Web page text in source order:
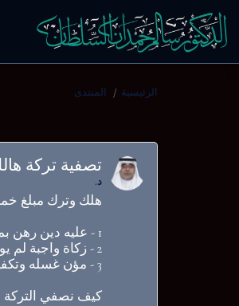
الرئيسية المنتدى
تصفية تركة
د.
هلك وترك مبلغ
1 - عليه دين رهن بمبلغ أربعون ألفا .
2 - زكاة واجبة لم يوص بدفعها بمبلغ عشرة آلاف .
3 - مؤن غسله وتكفينه ودفنه عشرة آلاف .
كيف نصفي التركة